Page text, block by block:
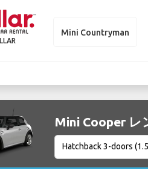
Mini Countryman
Mini Cooper レ